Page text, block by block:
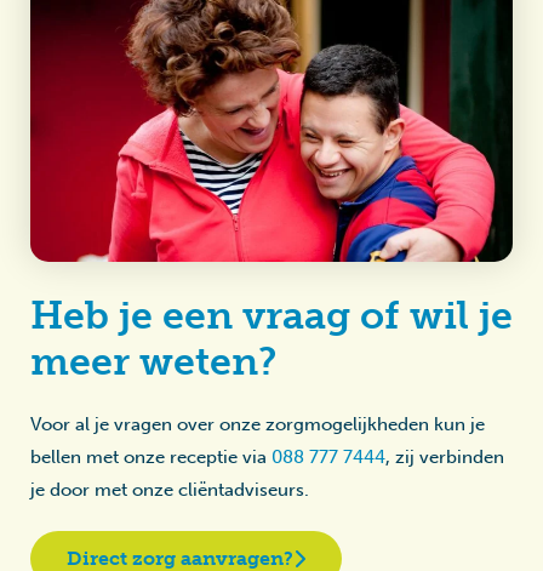
Heb je een vraag of wil je
meer weten?
Voor al je vragen over onze zorgmogelijkheden kun je
bellen met onze receptie via 088 777 7444, zij verbinden
je door met onze cliëntadviseurs.
Direct zorg aanvragen?